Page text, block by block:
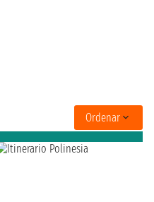
Ordenar